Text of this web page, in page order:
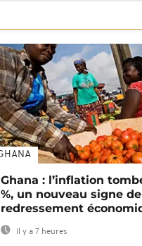
Ghana : l’inflation
%, un nouveau signe de
redressement
Il y a 7 heures